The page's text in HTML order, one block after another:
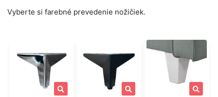
Vyberte si farebné prevedenie nožičiek.